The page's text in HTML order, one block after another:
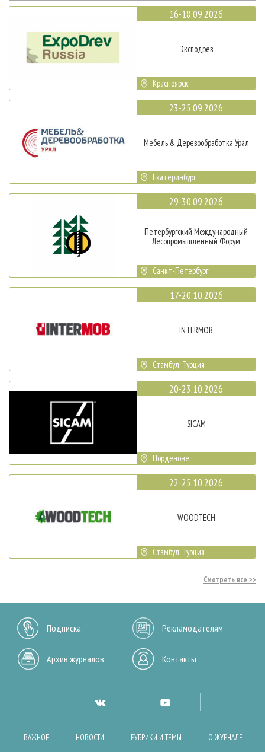
16-18.09.2026
Эксподрев
Красноярск
23-25.09.2026
Мебель & Деревообработка Урал
Екатеринбург
29-30.09.2026
Петербургский Международный
Лесопромышленный Форум
Санкт-Петербург
17-20.10.2026
INTERMOB
Стамбул, Турция
20-23.10.2026
SICAM
Порденоне
22-25.10.2026
WOODTECH
Стамбул, Турция
Смотреть все
Подписка Рекламодателям
Архив журналов Контакты
ВАЖНОЕ НОВОСТИ РУБРИКИ И ТЕМЫ О ЖУРНАЛЕ